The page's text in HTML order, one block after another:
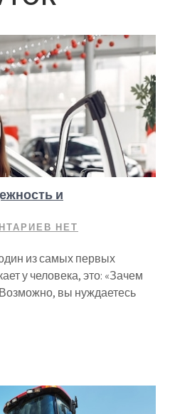
и
НЕТ
из самых первых
у человека, это: «Зачем
вы нуждаетесь